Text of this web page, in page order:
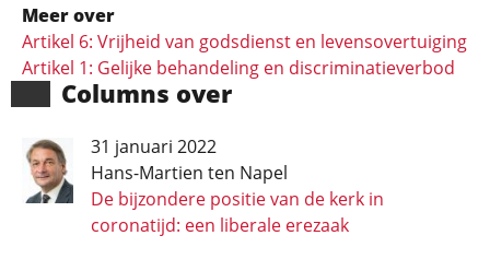
Meer over
Artikel 6: Vrijheid van godsdienst en levensovertuiging
Artikel 1: Gelijke behandeling en discriminatieverbod
Columns over
31 januari 2022
Hans-Martien ten Napel
De bijzondere positie van de kerk in
coronatijd: een liberale erezaak